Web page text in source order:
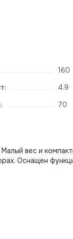
160
4.9
70
вес и
Оснащен